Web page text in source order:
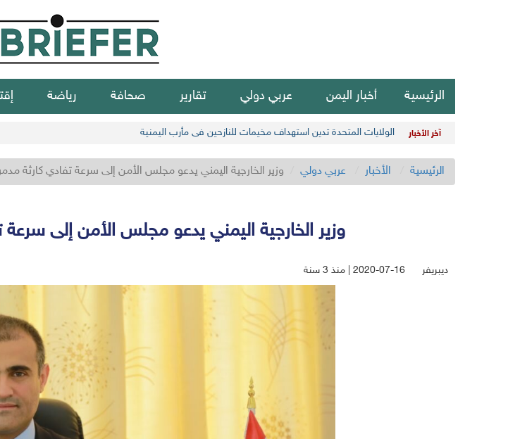
الرئيسية أخبار اليمن عربي دولي تقارير صحافة رياضة
آخر الأخبار الولايات المتحدة تدين استهداف مخيمات للنازحين في مأرب اليمنية
الرئيسية الأخبار عربي دولي وزير الخارجية اليمني يدعو مجلس الأمن إلى سرعة تفادي كارثة
وزير الخارجية اليمني يدعو مجلس الأمن إلى سرعة
ديبريفر 2020-07-16 | منذ 3 سنة